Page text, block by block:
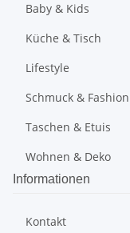
Baby & Kids
Küche & Tisch
Lifestyle
Schmuck & Fashion
Taschen & Etuis
Wohnen & Deko
Informationen
Kontakt